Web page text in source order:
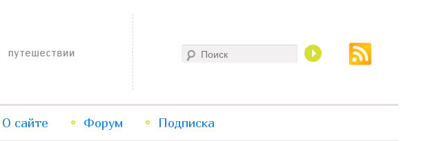
Перейти
Перейти
О сайте Форум Подписка